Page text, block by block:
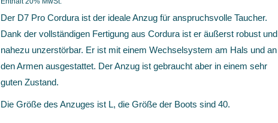
Der D7 Pro Cordura ist der ideale Anzug für anspruchsvolle Taucher.
Dank der vollständigen Fertigung aus Cordura ist er äußerst robust und
nahezu unzerstörbar. Er ist mit einem Wechselsystem am Hals und an
den Armen ausgestattet. Der Anzug ist gebraucht aber in einem sehr
guten Zustand.
Die Größe des Anzuges ist L, die Größe der Boots sind 40.